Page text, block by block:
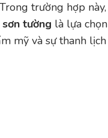
trường hợp này,
tường là lựa chọn
mỹ và sự thanh lịch